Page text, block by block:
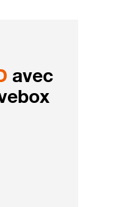
avec